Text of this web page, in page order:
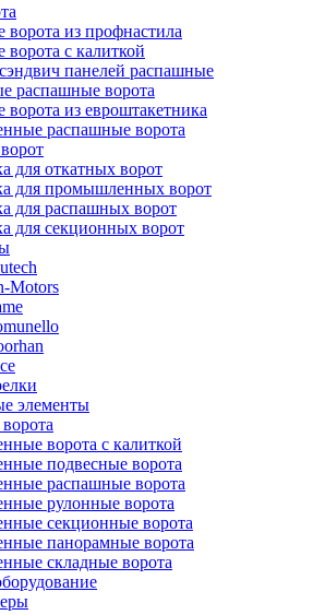
из профнастила
с калиткой
панелей распашные
распашные ворота
из евроштакетника
распашные ворота
для откатных ворот
для промышленных ворот
для распашных ворот
для секционных ворот
Motors
элементы
ворота с калиткой
подвесные ворота
распашные ворота
рулонные ворота
секционные ворота
панорамные ворота
складные ворота